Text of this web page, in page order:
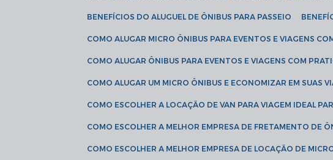
BENEFÍCIOS DO ALUGUEL DE ÔNIBUS PARA PASSEIO
COMO ALUGAR MICRO ÔNIBUS PARA EVENTOS E VIAGENS
COMO ALUGAR ÔNIBUS PARA EVENTOS E VIAGENS COM
COMO ALUGAR UM MICRO ÔNIBUS E ECONOMIZAR EM SUAS
COMO ESCOLHER A LOCAÇÃO DE VAN PARA VIAGEM IDEAL
COMO ESCOLHER A MELHOR EMPRESA DE FRETAMENTO DE
COMO ESCOLHER A MELHOR EMPRESA DE LOCAÇÃO DE